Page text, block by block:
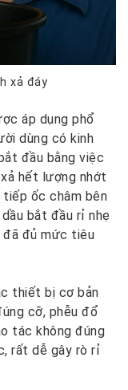
xả đáy
áp dụng phổ
dùng có kinh
đầu bằng việc
hết lượng nhớt
tiếp ốc châm bên
bắt đầu rỉ nhẹ
đã đủ mức tiêu
thiết bị cơ bản
cỡ, phễu đổ
tác không đúng
rất dễ gây rò rỉ